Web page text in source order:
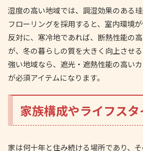
湿度の高い地域では、調湿効果のある
フローリングを採用すると、室内環境が
反対に、寒冷地であれば、断熱性能の
が、冬の暮らしの質を大きく向上させ
強い地域なら、遮光・遮熱性能の高い
が必須アイテムになります。
家族構成やライフス
家は何十年と住み続ける場所であり、